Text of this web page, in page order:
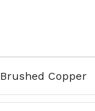
Brushed Copper